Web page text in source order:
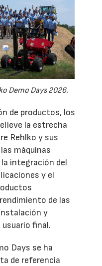
Demo Days 2026.
de productos, los
la estrecha
Rehlko y sus
máquinas
integración del
y el
de las
y
final.
Days se ha
de referencia